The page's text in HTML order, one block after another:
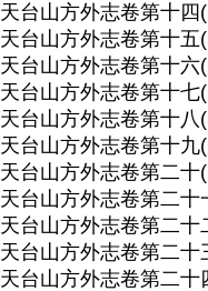
天台山方外志卷第十四
天台山方外志卷第十五
天台山方外志卷第十六
天台山方外志卷第十七
天台山方外志卷第十八
天台山方外志卷第十九
天台山方外志卷第二十
天台山方外志卷第二十
天台山方外志卷第二十
天台山方外志卷第二十
天台山方外志卷第二十